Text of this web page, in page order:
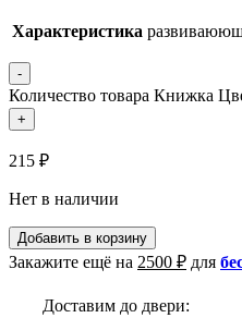
Характеристика
-
Количество товара Книжка
+
215 ₽
Нет в наличии
Добавить в корзину
Закажите ещё на 2500 ₽ для
Доставим до двери: